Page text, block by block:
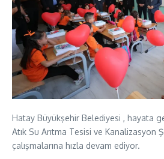
Hatay Büyükşehir Belediyesi , hayata
Atık Su Arıtma Tesisi ve Kanalizasyon
çalışmalarına hızla devam ediyor.